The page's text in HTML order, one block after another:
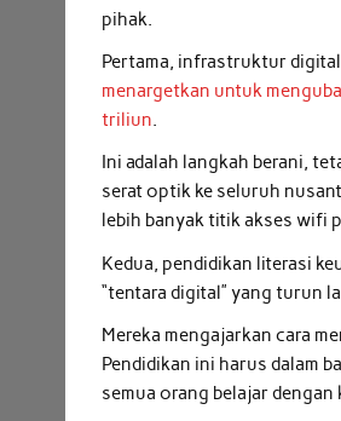
pihak.
Pertama, infrastruktur
menargetkan untuk
triliun.
Ini adalah langkah berani,
serat optik ke seluruh
lebih banyak titik akses wifi
Kedua, pendidikan literasi
“tentara digital” yang turun
Mereka mengajarkan cara
Pendidikan ini harus dalam
semua orang belajar dengan